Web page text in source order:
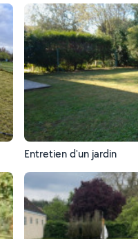
Entretien d'un jardin